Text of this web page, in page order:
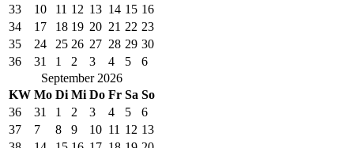
33
10 11 12 13 14 15 16
34
17 18 19 20 21 22 23
35
24 25 26 27 28 29 30
36
31 1 2 3 4 5
6
September 2026
KW Mo Di Mi Do Fr Sa So
36
31 1 2 3 4 5
6
37
7 8 9 10 11 12 13